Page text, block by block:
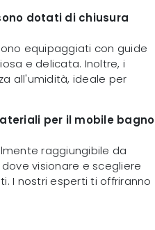
dotati di chiusura
equipaggiati con guide
e delicata. Inoltre, i
all'umidità, ideale per
per il mobile bagno
raggiungibile da
visionare e scegliere
I nostri esperti ti offriranno